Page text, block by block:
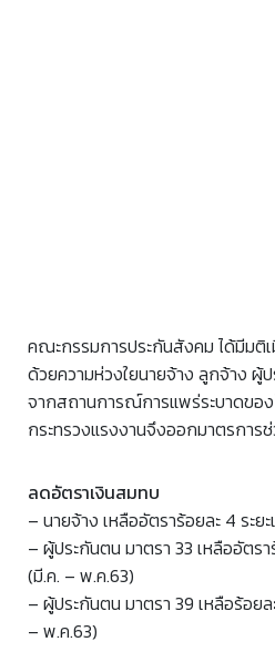
คณะกรรมการประกันสังคม ได้มีมติ
ด้วยความห่วงใยนายจ้าง ลูกจ้าง ผู้
จากสถานการณ์การแพร่ระบาดขอ
กระทรวงแรงงานจึงออกมาตรการ
ลดอัตราเงินสมทบ
– นายจ้าง เหลืออัตราร้อยละ 4 ระย
– ผู้ประกันตน มาตรา 33 เหลืออัตรา
(มี.ค. – พ.ค.63)
– ผู้ประกันตน มาตรา 39 เหลือร้อยล
– พ.ค.63)